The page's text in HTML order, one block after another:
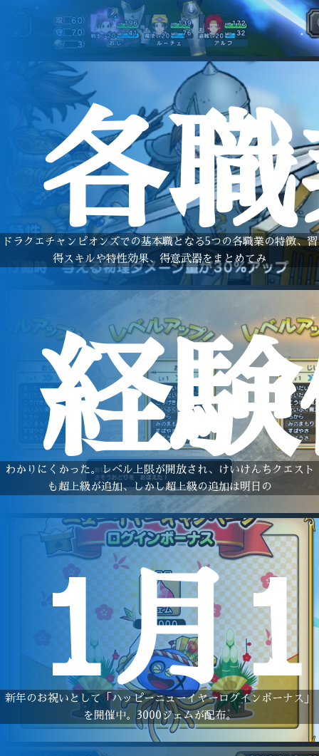
各
ドラクエチャンピオンズでの基本職となる5つの各職業の特徴、習
得スキルや特性効果、得意武器をまとめてみ
経
わかりにくかった。レベル上限が開放され、けいけんちクエスト
も超上級が追加、しかし超上級の追加は明日の
1月
新年のお祝いとして「ハッピーニューイヤーログインボーナス」
を開催中。3000ジェムが配布。